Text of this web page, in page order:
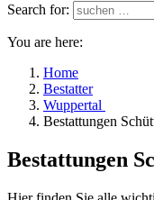
Search for:
You are here:
Home
Bestatter
Wuppertal
Bestattungen
Bestattungen